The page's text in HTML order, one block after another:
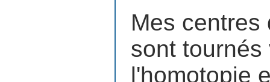
Mes centres
sont
l'homotopie